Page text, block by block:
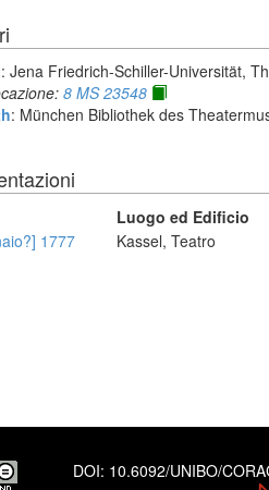
: Jena Friedrich-Schiller-Universität,
8 MS 23548
: München Bibliothek des
Luogo ed Edificio
1777
Kassel, Teatro
DOI: 10.6092/UNIBO/